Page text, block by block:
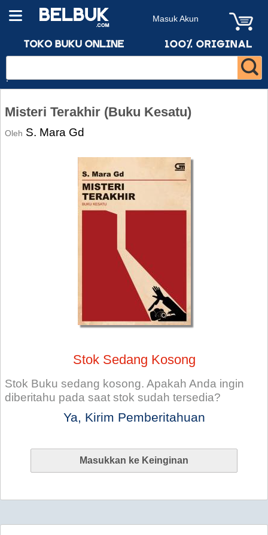
Masuk Akun
Misteri Terakhir (Buku Kesatu)
Oleh S. Mara Gd
Stok Sedang Kosong
Stok Buku sedang kosong. Apakah Anda ingin
diberitahu pada saat stok sudah tersedia?
Ya, Kirim Pemberitahuan